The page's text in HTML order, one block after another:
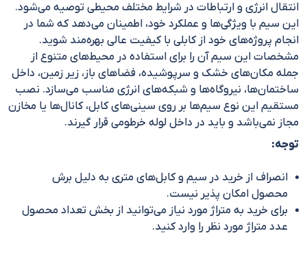
انتقال انرژی و ارتباطات در شرایط مختلف محیطی توصیه می‌شود.
این سیم با ویژگی‌ها و عملکرد خود، اطمینان می‌دهد که شما در
انجام پروژه‌های خود از کابلی با کیفیت عالی بهره‌مند شوید.
مشخصات این سیم آن را برای استفاده در محیط‌های متنوع از
جمله مکان‌های خشک و سرپوشیده، فضاهای باز، زیر زمین، داخل
ساختمان‌ها، نیروگاه‌ها و شبکه‌های انرژی مناسب می‌سازد. نصب
مستقیم این نوع سیم‌ها بر روی سینی‌های کابل، کانال‌ها یا مخازن
مجاز نمی‌باشد و باید در داخل لوله خرطومی قرار گیرند.
توجه:
انصراف از خرید در سیم و کابل‌های متری به دلیل برش
محصول امکان پذیر نیست.
برای خرید به متراژ مورد نیاز می‌توانید از بخش تعداد محصول
عدد متراژ مورد نظر را وارد کنید.